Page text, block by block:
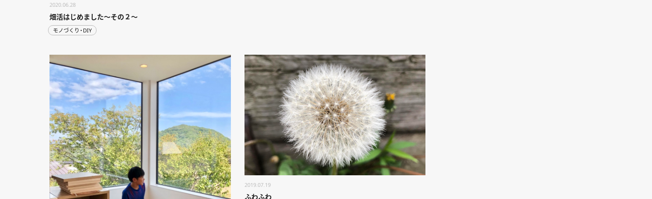
2020.06.28
畑活はじめました～その２～
モノづくり・DIY
2019.07.19
ふわふわ